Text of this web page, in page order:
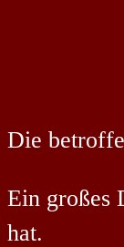
Die
Ein großes
hat.